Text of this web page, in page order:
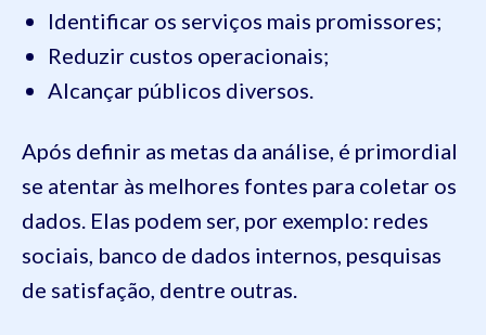
Identificar os serviços mais promissores;
Reduzir custos operacionais;
Alcançar públicos diversos.
Após definir as metas da análise, é primordial
se atentar às melhores fontes para coletar os
dados. Elas podem ser, por exemplo: redes
sociais, banco de dados internos, pesquisas
de satisfação, dentre outras.